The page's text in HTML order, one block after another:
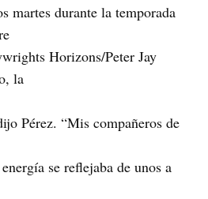
martes durante la temporada
Horizons/Peter Jay
la
Pérez. “Mis compañeros de
se reflejaba de unos a